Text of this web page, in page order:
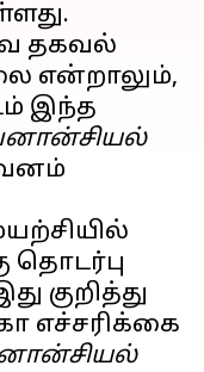
தகவல்
என்றாலும்,
இந்த
தொடர்பு
குறித்து
எச்சரிக்கை